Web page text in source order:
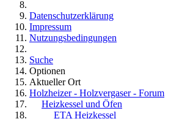
Datenschutzerklärung
Impressum
Nutzungsbedingungen
Suche
Optionen
Aktueller Ort
Holzheizer - Holzvergaser - Forum
Heizkessel und Öfen
ETA Heizkessel